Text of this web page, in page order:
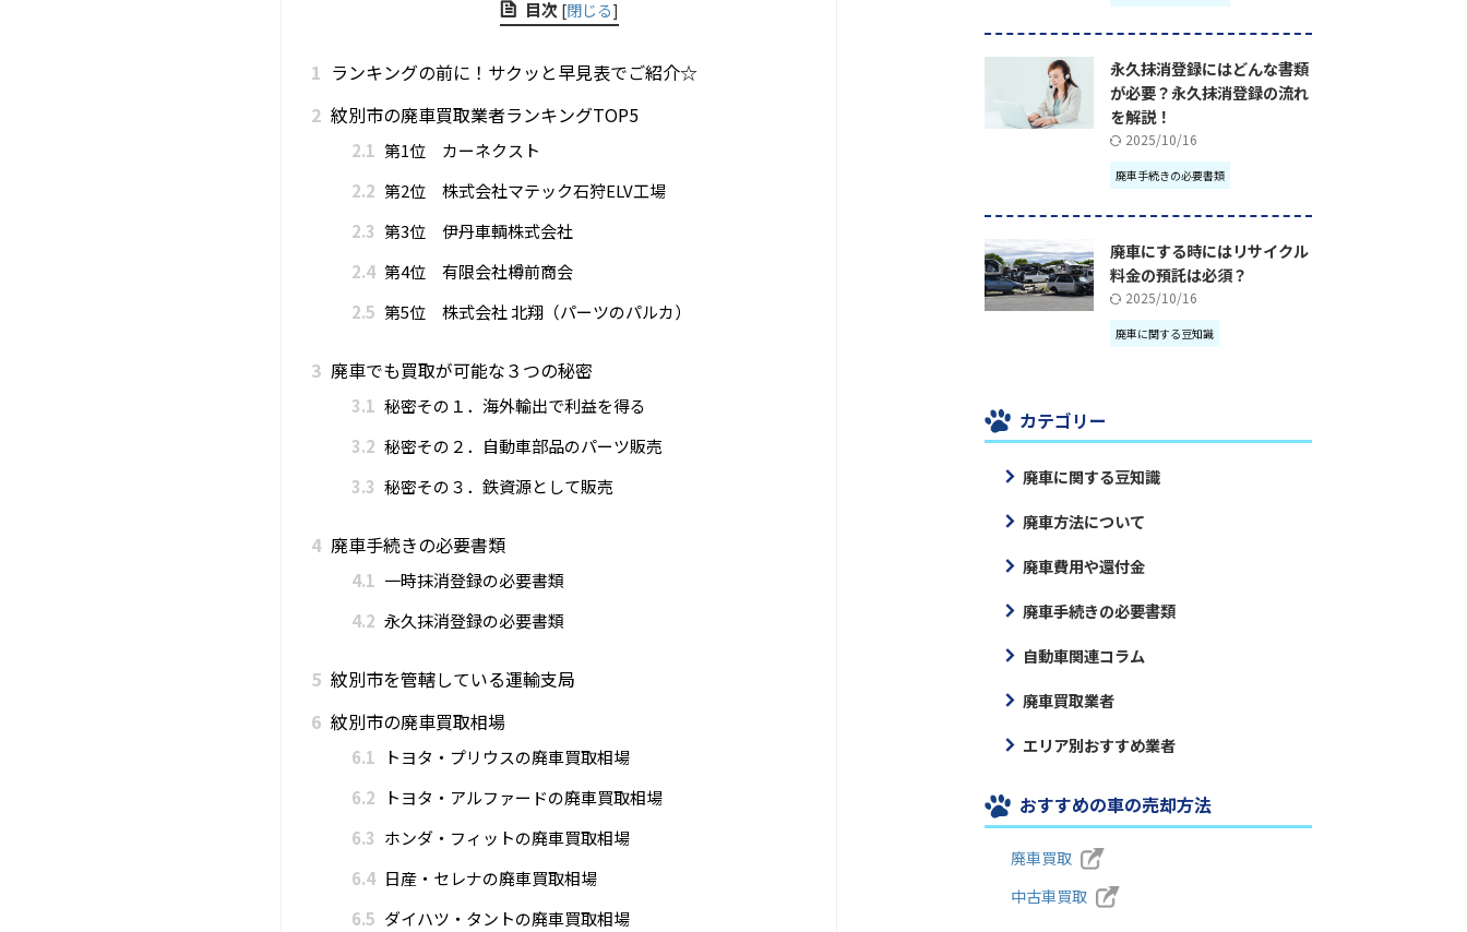
目次 [閉じる]
1 ランキングの前に！サクッと早見表でご紹介☆
2 紋別市の廃車買取業者ランキングTOP5
2.1 第1位 カーネクスト
2.2 第2位 株式会社マテック石狩ELV工場
2.3 第3位 伊丹車輌株式会社
2.4 第4位 有限会社樽前商会
2.5 第5位 株式会社 北翔（パーツのパルカ）
3 廃車でも買取が可能な３つの秘密
3.1 秘密その１．海外輸出で利益を得る
3.2 秘密その２．自動車部品のパーツ販売
3.3 秘密その３．鉄資源として販売
4 廃車手続きの必要書類
4.1 一時抹消登録の必要書類
4.2 永久抹消登録の必要書類
5 紋別市を管轄している運輸支局
6 紋別市の廃車買取相場
6.1
トヨタ・プリウスの廃車買取相場
6.2
トヨタ・アルファードの廃車買取相場
6.3 ホンダ・フィットの廃車買取相場
6.4 日産・セレナの廃車買取相場
6.5 ダイハツ・タントの廃車買取相場
永久抹消登録にはどんな書類
が必要？永久抹消登録の流れ
を解説！
2025/10/16
廃車手続きの必要書類
廃車にする時にはリサイクル
料金の預託は必須？
2025/10/16
廃車に関する豆知識
カテゴリー
廃車に関する豆知識
廃車方法について
廃車費用や還付金
廃車手続きの必要書類
自動車関連コラム
廃車買取業者
エリア別おすすめ業者
おすすめの車の売却方法
廃車買取
中古車買取